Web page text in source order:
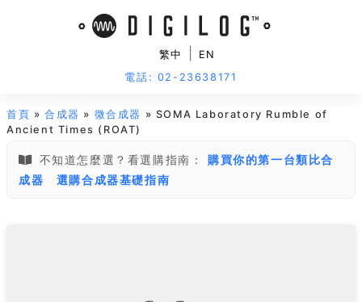
繁中
EN
電話: 02-23638171
首頁 »合成器 » 微合成器 » SOMA Laboratory Rumble of
Ancient Times (ROAT)
不知道怎麼選？看選購指南：
購買你的第一台類比合
成器
選購合成器基礎指南